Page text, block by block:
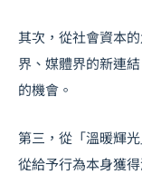
其次，從社會資本的
界、媒體界的新連
的機會。
第三，從「溫暖輝
從給予行為本身獲